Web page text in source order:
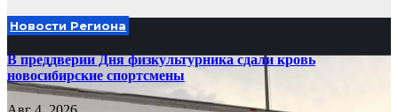
Новости Региона
В преддверии Дня физкультурника сдали кровь
новосибирские спортсмены